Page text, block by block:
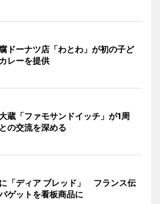
ドーナツ店「わとわ」が初の子ど
レーを提供
蔵「ファモサンドイッチ」が1周
の交流を深める
「ディア ブレッド」 フランス伝
ゲットを看板商品に